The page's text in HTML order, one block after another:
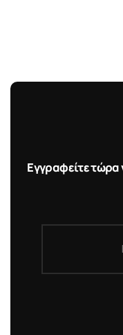
Εγγραφείτε τώρα